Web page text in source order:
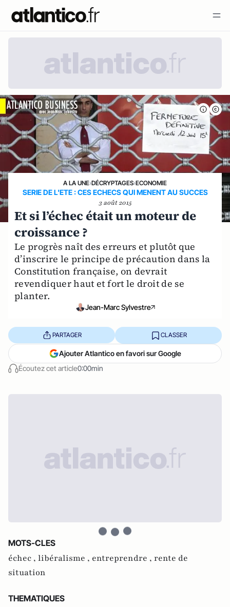
A LA UNE›DÉCRYPTAGES›ECONOMIE
SERIE DE L'ETE : CES ECHECS QUI MENENT AU SUCCES
3 août 2015
Et si l’échec était un moteur de
croissance ?
Le progrès naît des erreurs et plutôt que
d’inscrire le principe de précaution dans la
Constitution française, on devrait
revendiquer haut et fort le droit de se
planter.
Jean-Marc Sylvestre
Écoutez cet article0:00min
PARTAGER CLASSER
Ajouter Atlantico en favori sur Google
MOTS-CLES
échec , libéralisme , entreprendre , rente de
situation
THEMATIQUES